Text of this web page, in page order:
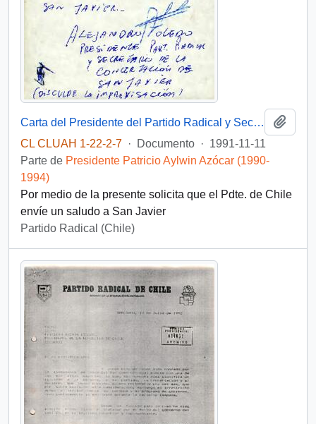
Carta del Presidente del Partido Radical y Secretario de la Concertación de San Javier, sr. Alejandro Toledo, dirigida al sr. Presidente [Patricio Aylwin Azócar]
CL CLUAH 1-22-2-7 · Documento · 1991-11-11
Parte de Presidente Patricio Aylwin Azócar (1990-
1994)
Por medio de la presente solicita que el Pdte. de Chile
envíe un saludo a San Javier
Partido Radical (Chile)